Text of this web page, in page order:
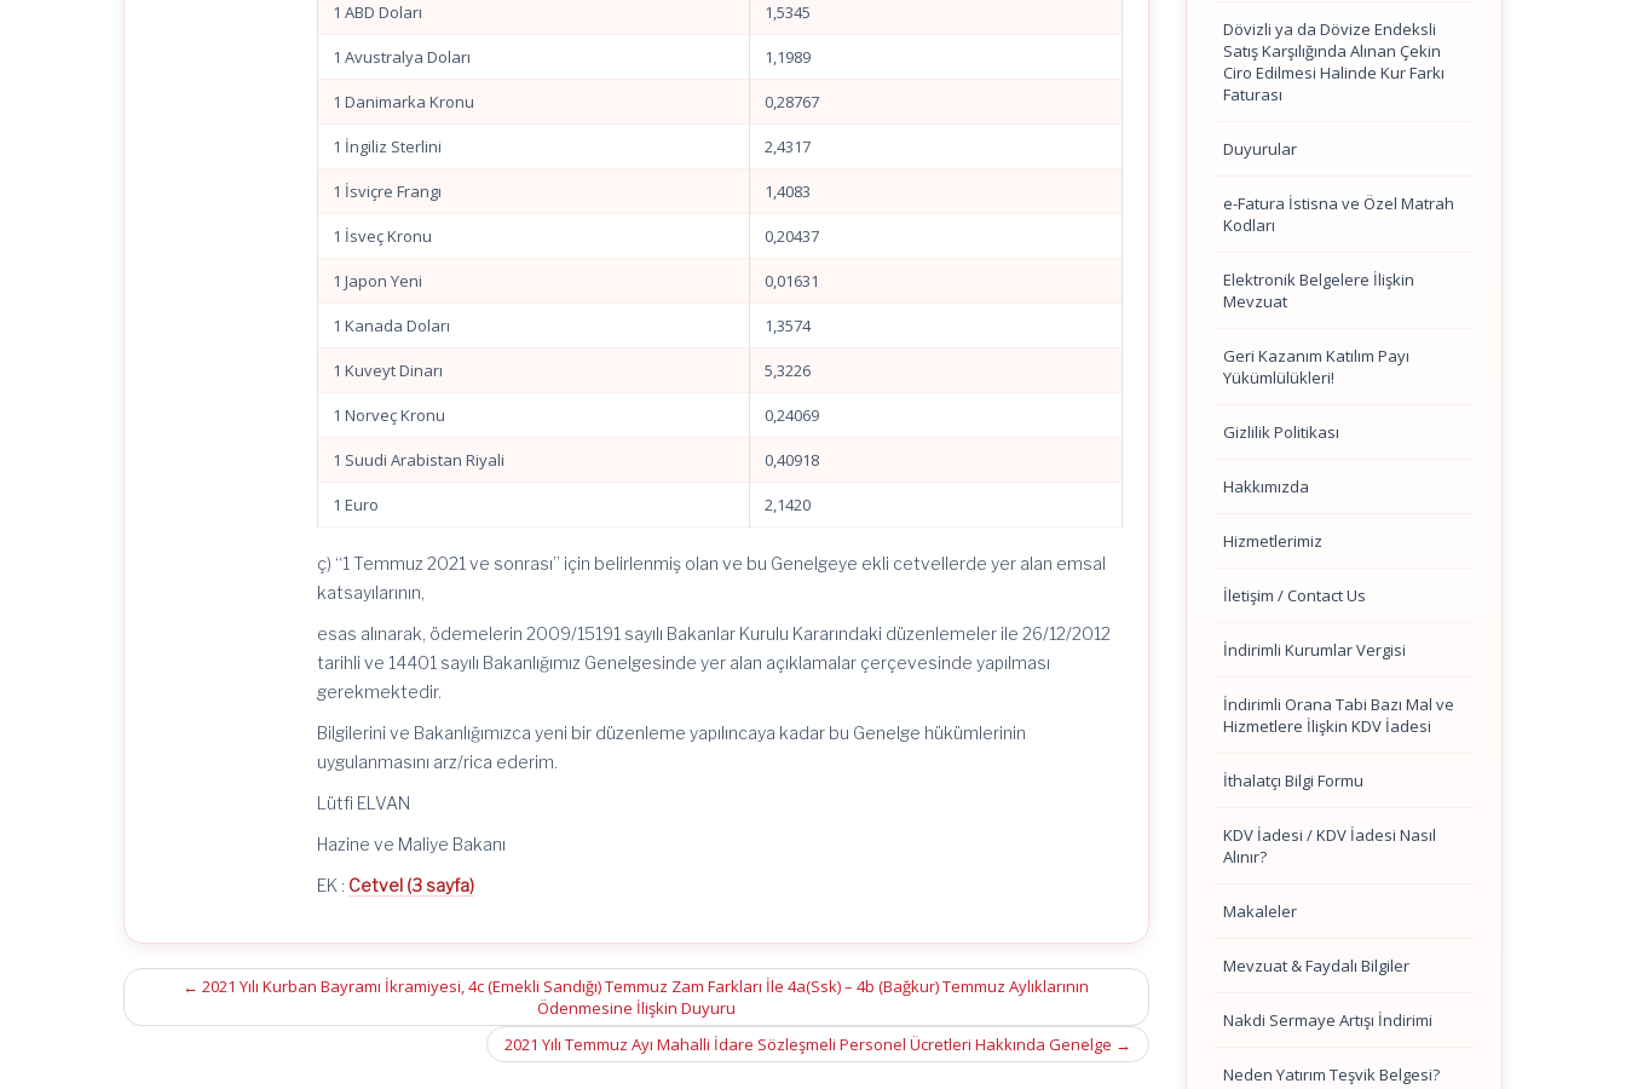
1 ABD Doları 1,5345
1 Avustralya Doları 1,1989
1 Danimarka Kronu 0,28767
1 İngiliz Sterlini 2,4317
1 İsviçre Frangı 1,4083
1 İsveç Kronu 0,20437
1 Japon Yeni 0,01631
1 Kanada Doları 1,3574
1 Kuveyt Dinarı 5,3226
1 Norveç Kronu 0,24069
1 Suudi Arabistan Riyali 0,40918
1 Euro 2,1420
ç) “1 Temmuz 2021 ve sonrası” için belirlenmiş olan ve bu Genelgeye ekli cetvellerde yer alan emsal
katsayılarının,
esas alınarak, ödemelerin 2009/15191 sayılı Bakanlar Kurulu Kararındaki düzenlemeler ile 26/12/2012
tarihli ve 14401 sayılı Bakanlığımız Genelgesinde yer alan açıklamalar çerçevesinde yapılması
gerekmektedir.
Bilgilerini ve Bakanlığımızca yeni bir düzenleme yapılıncaya kadar bu Genelge hükümlerinin
uygulanmasını arz/rica ederim.
Lütfi ELVAN
Hazine ve Maliye Bakanı
EK : Cetvel (3 sayfa)
Post
navigation
← 2021 Yılı Kurban Bayramı İkramiyesi, 4c (Emekli Sandığı) Temmuz Zam Farkları İle 4a(Ssk) – 4b (Bağkur) Temmuz Aylıklarının
Ödenmesine İlişkin Duyuru
2021 Yılı Temmuz Ayı Mahalli İdare Sözleşmeli Personel Ücretleri Hakkında Genelge →
Dövizli ya da Dövize Endeksli
Satış Karşılığında Alınan Çekin
Ciro Edilmesi Halinde Kur Farkı
Faturası
Duyurular
e-Fatura İstisna ve Özel Matrah
Kodları
Elektronik Belgelere İlişkin
Mevzuat
Geri Kazanım Katılım Payı
Yükümlülükleri!
Gizlilik Politikası
Hakkımızda
Hizmetlerimiz
İletişim / Contact Us
İndirimli Kurumlar Vergisi
İndirimli Orana Tabi Bazı Mal ve
Hizmetlere İlişkin KDV İadesi
İthalatçı Bilgi Formu
KDV İadesi / KDV İadesi Nasıl
Alınır?
Makaleler
Mevzuat & Faydalı Bilgiler
Nakdi Sermaye Artışı İndirimi
Neden Yatırım Teşvik Belgesi?